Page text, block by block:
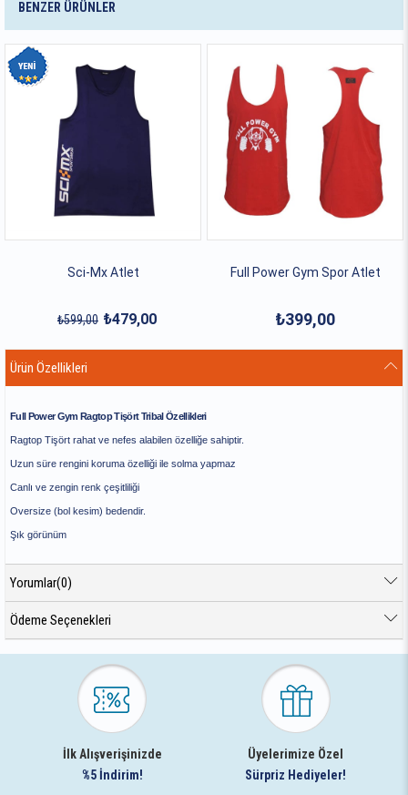
BENZER ÜRÜNLER
Sci-Mx Atlet
₺479,00
₺599,00
Full Power Gym Spor Atlet
₺399,00
Ürün Özellikleri
Full Power Gym Ragtop Tişört Tribal Özellikleri
Ragtop Tişört rahat ve nefes alabilen özelliğe sahiptir.
Uzun süre rengini koruma özelliği ile solma yapmaz
Canlı ve zengin renk çeşitliliği
Oversize (bol kesim) bedendir.
Şık görünüm
Yorumlar(0)
Ödeme Seçenekleri
İlk Alışverişinizde
%5 İndirim!
Üyelerimize Özel
Sürpriz Hediyeler!